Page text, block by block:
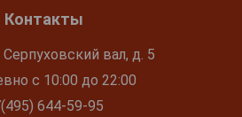
Контакты
вал, д. 5
с 10:00 до 22:00
644-59-95